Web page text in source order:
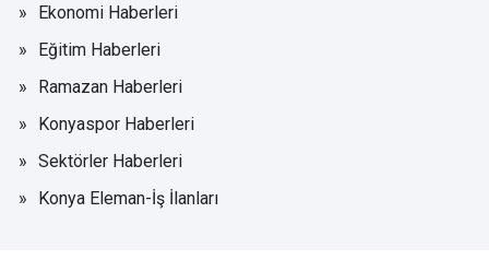
Ekonomi Haberleri
Eğitim Haberleri
Ramazan Haberleri
Konyaspor Haberleri
Sektörler Haberleri
Konya Eleman-İş İlanları